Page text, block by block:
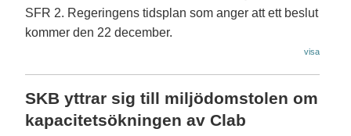
SFR 2. Regeringens tidsplan som anger att ett beslut
kommer den 22 december.
visa
SKB yttrar sig till miljödomstolen om
kapacitetsökningen av Clab